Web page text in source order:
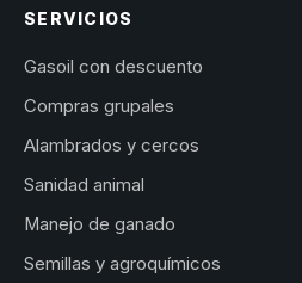
SERVICIOS
Gasoil con descuento
Compras grupales
Alambrados y cercos
Sanidad animal
Manejo de ganado
Semillas y agroquímicos